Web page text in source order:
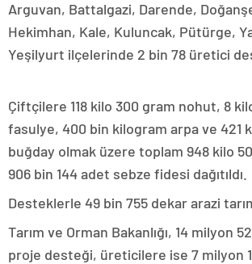
Arguvan, Battalgazi, Darende,
Hekimhan, Kale, Kuluncak, Pütürge,
Yeşilyurt ilçelerinde 2 bin 78 üretici
Çiftçilere 118 kilo 300 gram nohut, 8
fasulye, 400 bin kilogram arpa ve 421
buğday olmak üzere toplam 948 kilo
906 bin 144 adet sebze fidesi dağıtıldı.
Desteklerle 49 bin 755 dekar arazi
Tarım ve Orman Bakanlığı, 14 milyon
proje desteği, üreticilere ise 7 milyon